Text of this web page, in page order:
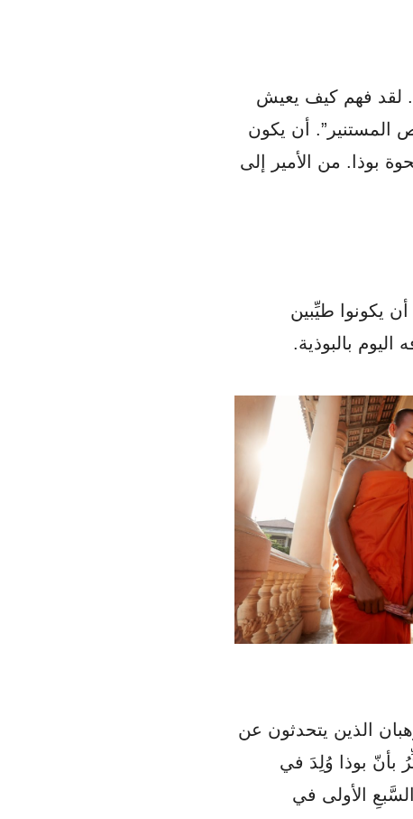
لقد فهم كيف يعيش
المستنير”. أن يكون
بوذا. من الأمير إلى
يكونوا طيِّبين
بالبوذية.
الذين يتحدثون عن
بأنّ بوذا وُلِدَ في
الأولى في